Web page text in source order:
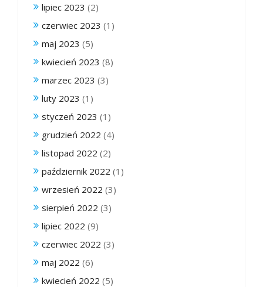
lipiec 2023 (2)
czerwiec 2023 (1)
maj 2023 (5)
kwiecień 2023 (8)
marzec 2023 (3)
luty 2023 (1)
styczeń 2023 (1)
grudzień 2022 (4)
listopad 2022 (2)
październik 2022 (1)
wrzesień 2022 (3)
sierpień 2022 (3)
lipiec 2022 (9)
czerwiec 2022 (3)
maj 2022 (6)
kwiecień 2022 (5)